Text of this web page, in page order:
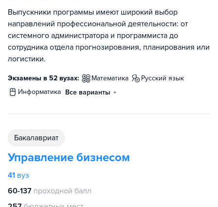
Выпускники программы имеют широкий выбор
направлений профессиональной деятельности: от
системного администратора и программиста до
сотрудника отдела прогнозирования, планирования или
логистики.
Экзамены в 52 вузах: математика
русский язык
информатика Все варианты
бакалавриат
Управление бизнесом
41 вуз
60-137 проходной балл